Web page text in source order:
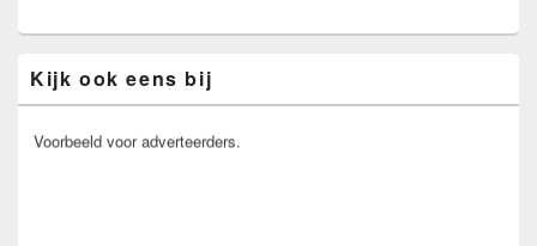
Kijk ook eens bij
Voorbeeld voor adverteerders.